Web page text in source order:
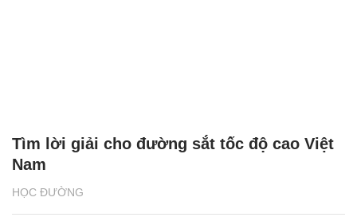
HỌC ĐƯỜNG
Tìm lời giải cho đường sắt tốc độ cao Việt
Nam